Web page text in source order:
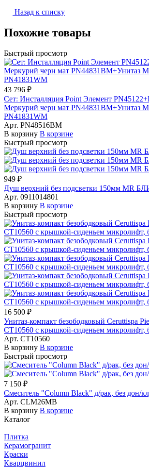
Назад к списку
Похожие товары
Быстрый просмотр
43 796 ₽
Сет: Инсталляция Point Элемент
Меркурий черн мат PN44831BM+Унитаз
PN41831WM
Арт. PN48516BM
В корзину В корзине
Быстрый просмотр
949 ₽
Душ верхний без подсветки 150мм MR
Арт. 0911014801
В корзину В корзине
Быстрый просмотр
16 500 ₽
Унитаз-компакт безободковый Ceruttispa
CT10560 с крышкой-сиденьем микролифт,
Арт. CT10560
В корзину В корзине
Быстрый просмотр
7 150 ₽
Смеситель "Column Black" д/рак, без дон/
Арт. CLM26MB
В корзину В корзине
Каталог
Плитка
Керамогранит
Краски
Кварцвинил